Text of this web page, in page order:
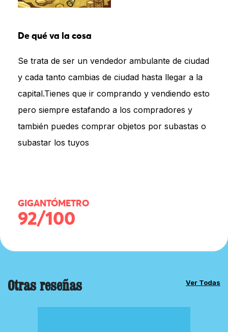
De qué va la cosa
Se trata de ser un vendedor ambulante de ciudad
y cada tanto cambias de ciudad hasta llegar a la
capital.Tienes que ir comprando y vendiendo esto
pero siempre estafando a los compradores y
también puedes comprar objetos por subastas o
subastar los tuyos
GIGANTÓMETRO
92/100
Otras reseñas Ver Todas